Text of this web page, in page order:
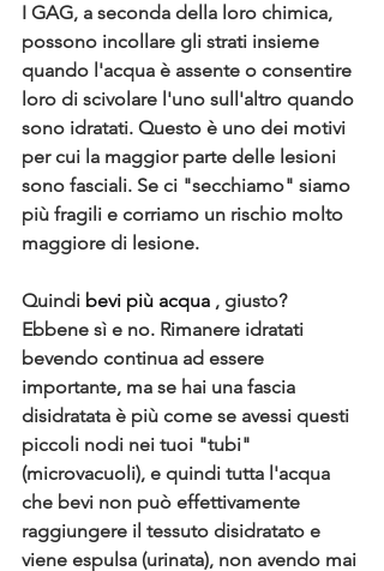
I GAG, a seconda della loro chimica,
possono incollare gli strati insieme
quando l'acqua è assente o consentire
loro di scivolare l'uno sull'altro quando
sono idratati. Questo è uno dei motivi
per cui la maggior parte delle lesioni
sono fasciali. Se ci "secchiamo" siamo
più fragili e corriamo un rischio molto
maggiore di lesione.
Quindi bevi più acqua , giusto?
Ebbene sì e no. Rimanere idratati
bevendo continua ad essere
importante, ma se hai una fascia
disidratata è più come se avessi questi
piccoli nodi nei tuoi "tubi"
(microvacuoli), e quindi tutta l'acqua
che bevi non può effettivamente
raggiungere il tessuto disidratato e
viene espulsa (urinata), non avendo mai